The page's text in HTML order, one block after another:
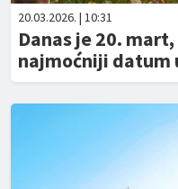
20.03.2026. | 10:31
Danas je 20.
najmoćniji datum